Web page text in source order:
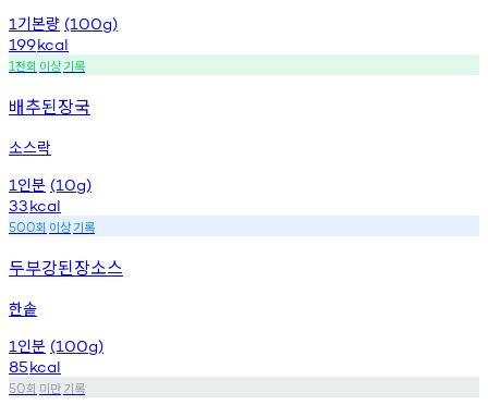
1 기본량 (100g)
199kcal
1천회 이상기록
배추된장국
소스락
1 인분 (10g)
33kcal
500회 이상기록
두부강된장소스
한솥
1 인분 (100g)
85kcal
50회 미만기록